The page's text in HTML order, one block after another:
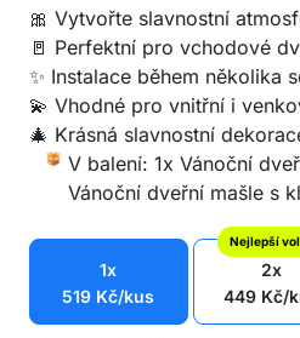
🎀 Vytvořte slavnostní
🚪 Perfektní pro vchodové
✨ Instalace během několika
💫 Vhodné pro vnitřní i
🎄 Krásná slavnostní
V balení: 1x Vánoční
Vánoční dveřní mašle s
1x
519 Kč/kus
Nejlepší
2x
449 Kč/